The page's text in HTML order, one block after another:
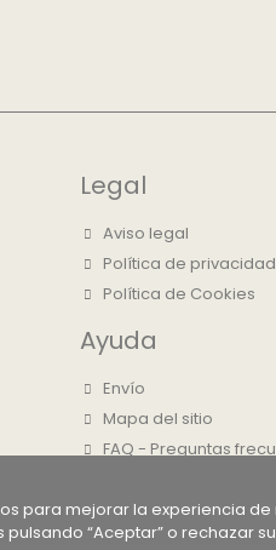
Legal
Aviso legal
Política de privacidad
Política de Cookies
Ayuda
Envío
Mapa del sitio
FAQ - Preguntas
Contacto
para mejorar la experiencia
“Aceptar” o rechazar